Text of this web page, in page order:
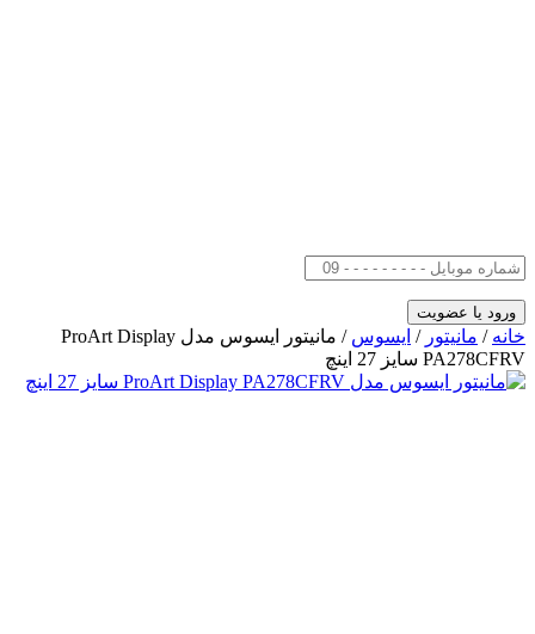
خانه / مانیتور / ایسوس
/ مانیتور ایسوس مدل ProArt Display
PA278CFRV سایز 27 اینچ